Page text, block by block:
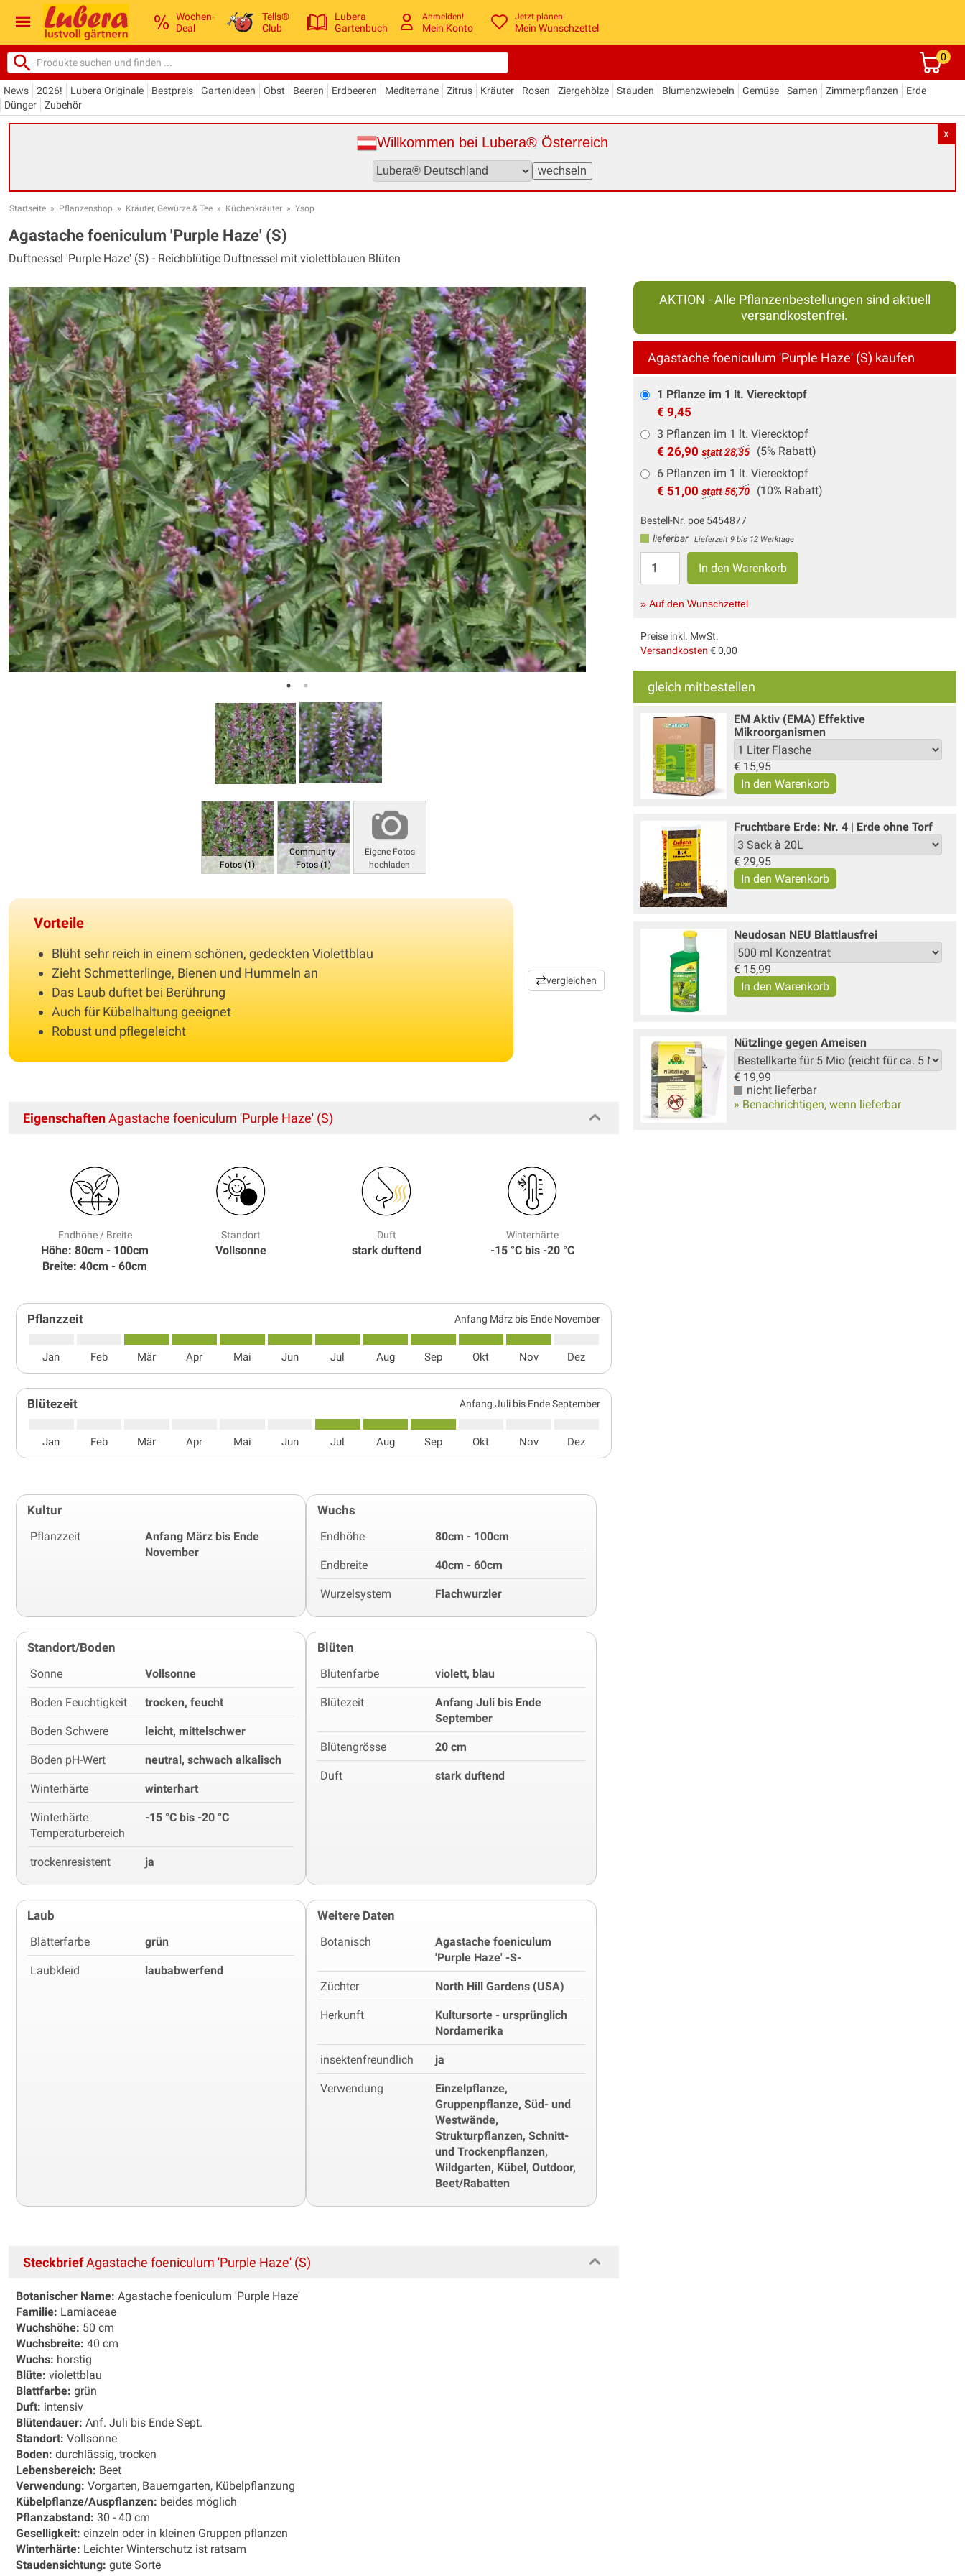
Wochen-
Deal
Tells®
Club
Lubera
Gartenbuch
Anmelden!
Mein Konto
Jetzt planen!
Mein Wunschzettel
0
News 2026! Lubera Originale Bestpreis Gartenideen Obst Beeren Erdbeeren Mediterrane Zitrus Kräuter Rosen Ziergehölze Stauden Blumenzwiebeln Gemüse Samen Zimmerpflanzen
Erde
Dünger
Zubehör
X
Willkommen bei Lubera® Österreich
Startseite » Pflanzenshop » Kräuter, Gewürze & Tee » Küchenkräuter » Ysop
Agastache foeniculum 'Purple Haze' (S)
Duftnessel 'Purple Haze' (S) - Reichblütige Duftnessel mit violettblauen Blüten
Fotos (1)
Community-
Fotos (1)
Eigene Fotos
hochladen
Vorteile
Blüht sehr reich in einem schönen, gedeckten Violettblau
Zieht Schmetterlinge, Bienen und Hummeln an
Das Laub duftet bei Berührung
Auch für Kübelhaltung geeignet
Robust und pflegeleicht
vergleichen
AKTION - Alle Pflanzenbestellungen sind aktuell
versandkostenfrei.
Agastache foeniculum 'Purple Haze' (S) kaufen
1 Pflanze im 1 lt. Vierecktopf
€ 9,45
3 Pflanzen im 1 lt. Vierecktopf
€ 26,90 statt 28,35
(5% Rabatt)
6 Pflanzen im 1 lt. Vierecktopf
€ 51,00 statt 56,70 (10% Rabatt)
Bestell-Nr. poe 5454877
lieferbar
Lieferzeit 9 bis 12 Werktage
» Auf den Wunschzettel
Preise inkl. MwSt.
Versandkosten € 0,00
gleich mitbestellen
EM Aktiv (EMA) Effektive
Mikroorganismen
€ 15,95
Fruchtbare Erde: Nr. 4 | Erde ohne Torf
€ 29,95
Neudosan NEU Blattlausfrei
€ 15,99
Nützlinge gegen Ameisen
€ 19,99
nicht lieferbar
» Benachrichtigen, wenn lieferbar
EigenschaftenAgastache foeniculum 'Purple Haze' (S)
Endhöhe / Breite
Höhe: 80cm - 100cm
Breite: 40cm - 60cm
Standort
Vollsonne
Duft
stark duftend
Winterhärte
-15 °C bis -20 °C
Pflanzzeit Anfang März bis Ende November
Jan Feb Mär Apr Mai Jun Jul Aug Sep Okt Nov Dez
Blütezeit Anfang Juli bis Ende September
Jan Feb Mär Apr Mai Jun Jul Aug Sep Okt Nov Dez
Kultur
Pflanzzeit
Anfang März bis Ende
November
Wuchs
Endhöhe 80cm - 100cm
Endbreite 40cm - 60cm
Wurzelsystem Flachwurzler
Standort/Boden
Sonne Vollsonne
Boden Feuchtigkeit trocken, feucht
Boden Schwere leicht, mittelschwer
Boden pH-Wert neutral, schwach alkalisch
Winterhärte winterhart
Winterhärte
Temperaturbereich
-15 °C bis -20 °C
trockenresistent ja
Blüten
Blütenfarbe violett, blau
Blütezeit
Anfang Juli bis Ende
September
Blütengrösse 20 cm
Duft stark duftend
Laub
Blätterfarbe grün
Laubkleid laubabwerfend
Weitere Daten
Botanisch
Agastache foeniculum
'Purple Haze' -S-
Züchter North Hill Gardens (USA)
Herkunft
Kultursorte - ursprünglich
Nordamerika
insektenfreundlich ja
Verwendung
Einzelpflanze,
Gruppenpflanze, Süd- und
Westwände,
Strukturpflanzen, Schnitt-
und Trockenpflanzen,
Wildgarten, Kübel, Outdoor,
Beet/Rabatten
SteckbriefAgastache foeniculum 'Purple Haze' (S)
Botanischer Name: Agastache foeniculum 'Purple Haze'
Familie: Lamiaceae
Wuchshöhe: 50 cm
Wuchsbreite: 40 cm
Wuchs: horstig
Blüte: violettblau
Blattfarbe: grün
Duft: intensiv
Blütendauer: Anf. Juli bis Ende Sept.
Standort: Vollsonne
Boden: durchlässig, trocken
Lebensbereich: Beet
Verwendung: Vorgarten, Bauerngarten, Kübelpflanzung
Kübelpflanze/Auspflanzen: beides möglich
Pflanzabstand: 30 - 40 cm
Geselligkeit: einzeln oder in kleinen Gruppen pflanzen
Winterhärte: Leichter Winterschutz ist ratsam
Staudensichtung: gute Sorte